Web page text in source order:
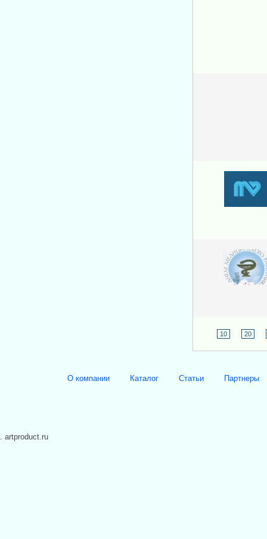
10 20
О компании Каталог Статьи Партнеры
. artproduct.ru